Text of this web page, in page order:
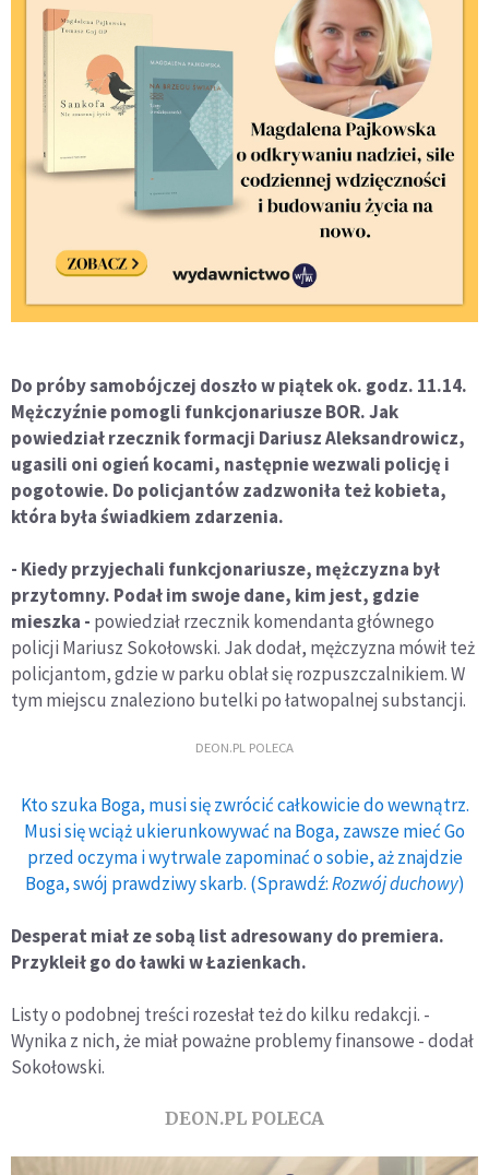
Do próby samobójczej doszło w piątek ok. godz. 11.14.
Mężczyźnie pomogli funkcjonariusze BOR. Jak
powiedział rzecznik formacji Dariusz Aleksandrowicz,
ugasili oni ogień kocami, następnie wezwali policję i
pogotowie. Do policjantów zadzwoniła też kobieta,
która była świadkiem zdarzenia.
- Kiedy przyjechali funkcjonariusze, mężczyzna był
przytomny. Podał im swoje dane, kim jest, gdzie
mieszka - powiedział rzecznik komendanta głównego
policji Mariusz Sokołowski. Jak dodał, mężczyzna mówił też
policjantom, gdzie w parku oblał się rozpuszczalnikiem. W
tym miejscu znaleziono butelki po łatwopalnej substancji.
DEON.PL POLECA
Kto szuka Boga, musi się zwrócić całkowicie do wewnątrz.
Musi się wciąż ukierunkowywać na Boga, zawsze mieć Go
przed oczyma i wytrwale zapominać o sobie, aż znajdzie
Boga, swój prawdziwy skarb. (Sprawdź:Rozwój duchowy)
Desperat miał ze sobą list adresowany do premiera.
Przykleił go do ławki w Łazienkach.
Listy o podobnej treści rozesłał też do kilku redakcji. -
Wynika z nich, że miał poważne problemy finansowe - dodał
Sokołowski.
DEON.PL POLECA